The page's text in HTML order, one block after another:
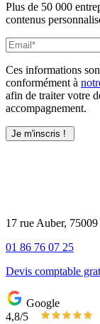
Plus de 50 000
contenus
Ces informations
conformément à
afin de traiter votre
accompagnement.
17 rue Auber, 75009
01 86 76 07 25
Devis comptable
Google
4,8/5